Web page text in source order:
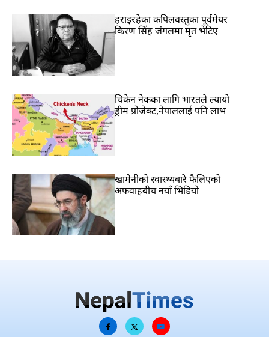
हराइरहेका कपिलवस्तुका पूर्वमेयर
किरण सिंह जंगलमा मृत भेटिए
चिकेन नेकका लागि भारतले ल्यायो
ड्रीम प्रोजेक्ट,नेपाललाई पनि लाभ
खामेनीको स्वास्थ्यबारे फैलिएको
अफवाहबीच नयाँ भिडियो